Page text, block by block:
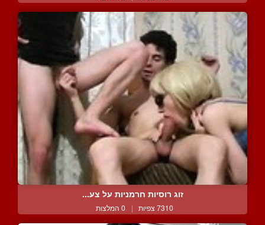
זוג רוסיות חרמניות על צע...
7310 צפיות | 0 המלצות